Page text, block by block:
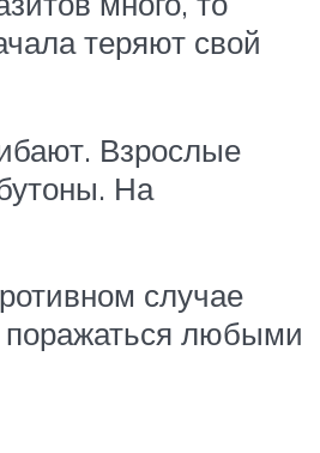
теряют свой
Взрослые
На
случае
поражаться любыми